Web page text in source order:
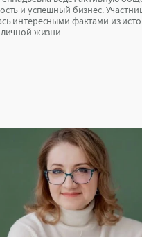
и успешный бизнес.
интересными фактами из
жизни.